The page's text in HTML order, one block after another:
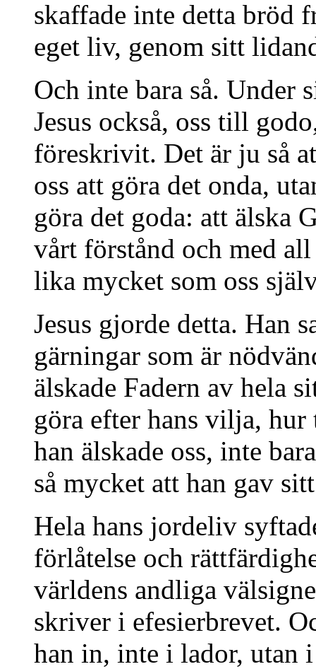
skaffade inte detta bröd
eget liv, genom sitt
Och inte bara så.
Jesus också, oss till
föreskrivit. Det är ju så
oss att göra det onda,
göra det goda: att älska
vårt förstånd och med
lika mycket som oss
Jesus gjorde detta. Han
gärningar som är
älskade Fadern av hela
göra efter hans vilja,
han älskade oss, inte
så mycket att han gav
Hela hans jordeliv
förlåtelse och
världens andliga
skriver i efesierbrevet.
han in, inte i lador, utan